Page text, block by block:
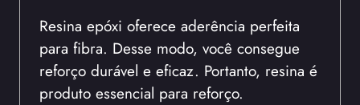
Resina epóxi oferece aderência perfeita
para fibra. Desse modo, você consegue
reforço durável e eficaz. Portanto, resina é
produto essencial para reforço.